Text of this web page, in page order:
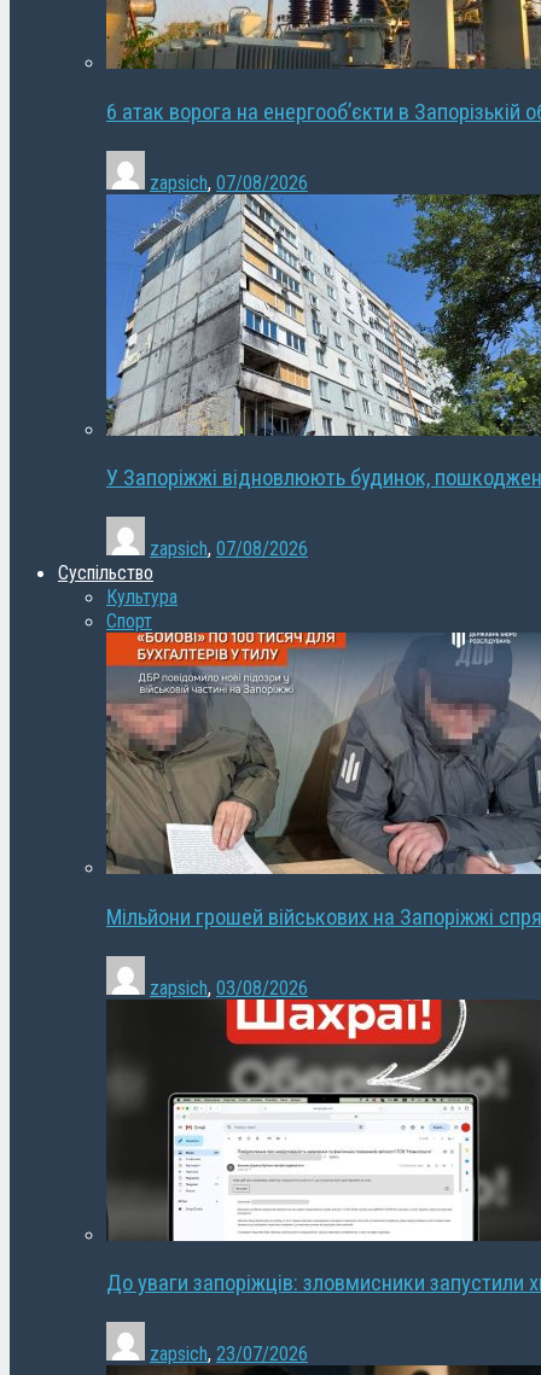
6 атак ворога на енергооб’єкти в Запорізькій
zapsich, 07/08/2026
У Запоріжжі відновлюють будинок,
zapsich, 07/08/2026
Суспільство
Культура
Спорт
Мільйони грошей військових на Запоріжжі
zapsich, 03/08/2026
До уваги запоріжців: зловмисники запустили
zapsich, 23/07/2026